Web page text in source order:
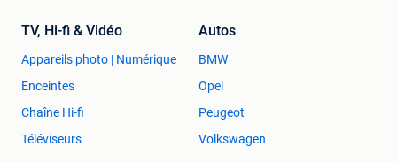
TV, Hi-fi & Vidéo
Appareils photo | Numérique
Enceintes
Chaîne Hi-fi
Téléviseurs
Autos
BMW
Opel
Peugeot
Volkswagen